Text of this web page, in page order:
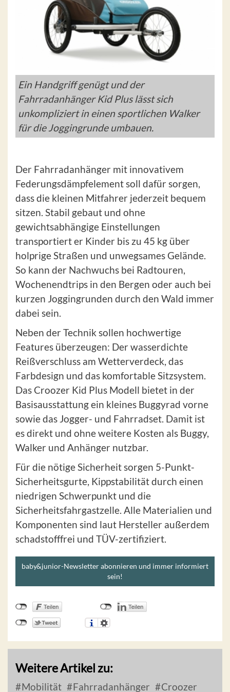
Ein Handgriff genügt und der
Fahrradanhänger Kid Plus lässt sich
unkompliziert in einen sportlichen Walker
für die Joggingrunde umbauen.
Der Fahrradanhänger mit innovativem
Federungsdämpfelement soll dafür sorgen,
dass die kleinen Mitfahrer jederzeit bequem
sitzen. Stabil gebaut und ohne
gewichtsabhängige Einstellungen
transportiert er Kinder bis zu 45 kg über
holprige Straßen und unwegsames Gelände.
So kann der Nachwuchs bei Radtouren,
Wochenendtrips in den Bergen oder auch bei
kurzen Joggingrunden durch den Wald immer
dabei sein.
Neben der Technik sollen hochwertige
Features überzeugen: Der wasserdichte
Reißverschluss am Wetterverdeck, das
Farbdesign und das komfortable Sitzsystem.
Das Croozer Kid Plus Modell bietet in der
Basisausstattung ein kleines Buggyrad vorne
sowie das Jogger- und Fahrradset. Damit ist
es direkt und ohne weitere Kosten als Buggy,
Walker und Anhänger nutzbar.
Für die nötige Sicherheit sorgen 5-Punkt-
Sicherheitsgurte, Kippstabilität durch einen
niedrigen Schwerpunkt und die
Sicherheitsfahrgastzelle. Alle Materialien und
Komponenten sind laut Hersteller außerdem
schadstofffrei und TÜV-zertifiziert.
baby&junior-Newsletter abonnieren und immer informiert
sein!
Weitere Artikel zu:
Mobilität Fahrradanhänger Croozer